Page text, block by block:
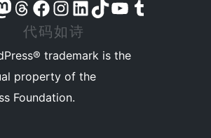
账号 访问我们的 Threads 账号 访问我们的 Facebook 公共主页 关注我们的 Instagram 账号 关注我们的 LinkedIn 主页 访问我们的 TikTok 账号 访问我们的 YouTube 频道 访问我们的 Tumblr 账号
代码如诗
trademark is the
property of the
Foundation.